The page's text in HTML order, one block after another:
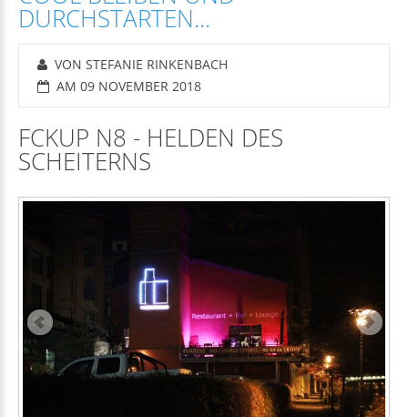
DURCHSTARTEN...
VON STEFANIE RINKENBACH
AM 09 NOVEMBER 2018
FCKUP N8 - HELDEN DES
SCHEITERNS